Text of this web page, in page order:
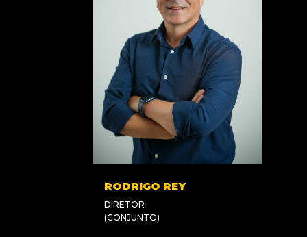
RODRIGO REY
DIRETOR
(CONJUNTO)